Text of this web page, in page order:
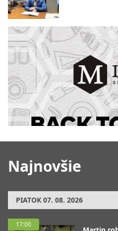
Najnovšie
PIATOK 07. 08. 2026
17:00